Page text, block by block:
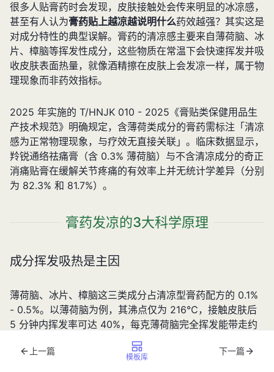
很多人贴膏药时会发现，皮肤接触处会传来明显的冰凉感，
甚至有人认为膏药贴上越凉越说明什么药效越强？其实这是
对成分特性的典型误解。膏药的清凉感主要来自薄荷脑、冰
片、樟脑等挥发性成分，这些物质在常温下会快速挥发并吸
收皮肤表面热量，就像酒精擦在皮肤上会发凉一样，属于物
理现象而非药效指标。
2025 年实施的 T/HNJK 010 - 2025《膏贴类保健用品生
产技术规范》明确规定，含薄荷类成分的膏药需标注「清凉
感为正常物理现象，与疗效无直接关联」。临床数据显示，
羚锐通络祛痛膏（含 0.3% 薄荷脑）与不含清凉成分的奇正
消痛贴膏在缓解关节疼痛的有效率上并无统计学差异（分别
为 82.3% 和 81.7%）。
膏药发凉的3大科学原理
成分挥发吸热是主因
薄荷脑、冰片、樟脑这三类成分占清凉型膏药配方的 0.1%
- 0.5%。以薄荷脑为例，其沸点仅为 216℃，接触皮肤后
5 分钟内挥发率可达 40%，每克薄荷脑完全挥发能带走约
2.3 千焦热量，相当于使 10 平方厘米皮肤温度下降 2 -
3℃。上一篇
模板库
下一篇